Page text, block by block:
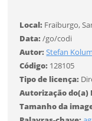
Local: Fraiburgo,
Data:/go/codi
Autor:Stefan
Código: 128105
Tipo de licença:
Autorização do(a)
Tamanho da
Utilização
Formato